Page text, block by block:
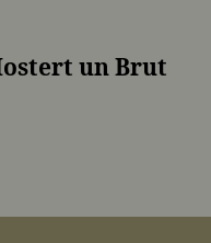
un Brut